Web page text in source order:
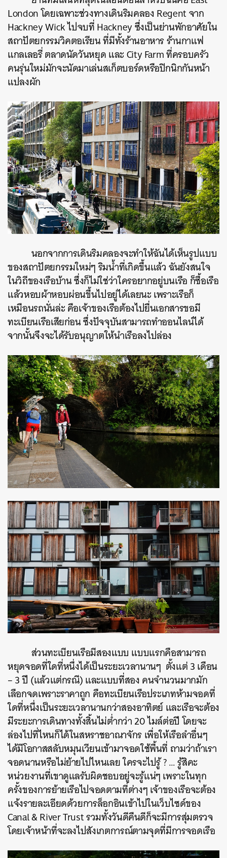
London โดยเฉพาะช่วงทางเดินริมคลอง Regent จาก
Hackney Wick ไปจบที่ Hackney ซึ่งเป็นย่านพักอาศัยใน
สถาปัตยกรรมวิคตอเรียน ที่มีทั้งร้านอาหาร ร้านกาแฟ
แกลเลอรี่ ตลาดนัดวันหยุด และ City Farm ที่ครอบครัว
คนรุ่นใหม่มักจะนัดมาเล่นสเก็ตบอร์ดหรือปิกนิกกันหน้า
แปลงผัก
นอกจากการเดินริมคลองจะทำให้ฉันได้เห็นรูปแบบ
ของสถาปัตยกรรมใหม่ๆ ริมน้ำที่เกิดขึ้นแล้ว ฉันยังสนใจ
ในวิถีของเรือบ้าน ซึ่งก็ไม่ใช่ว่าใครอยากอยู่บนเรือ ก็ซื้อเรือ
แล้วหอบผ้าหอบผ่อนขึ้นไปอยู่ได้เลยนะ เพราะเรือก็
เหมือนรถนั่นล่ะ คือเจ้าของเรือต้องไปยื่นเอกสารขอมี
ทะเบียนเรือเสียก่อน ซึ่งปัจจุบันสามารถทำออนไลน์ได้
จากนั้นจึงจะได้รับอนุญาตให้นำเรือลงไปล่อง
ส่วนทะเบียนเรือมีสองแบบ แบบแรกคือสามารถ
หยุดจอดที่ใดที่หนึ่งได้เป็นระยะเวลานานๆ ตั้งแต่ 3 เดือน
– 3 ปี (แล้วแต่กรณี) และแบบที่สอง คนจำนวนมากมัก
เลือกจดเพราะราคาถูก คือทะเบียนเรือประเภทห้ามจอดที่
ใดที่หนึ่งเป็นระยะเวลานานกว่าสองอาทิตย์ และเรือจะต้อง
มีระยะการเดินทางทั้งสิ้นไม่ต่ำกว่า 20 ไมล์ต่อปี โดยจะ
ล่องไปที่ไหนก็ได้ในสหราชอาณาจักร เพื่อให้เรือลำอื่นๆ
ได้มีโอกาสสลับหมุนเวียนเข้ามาจอดใช้พื้นที่ ถามว่าถ้าเรา
จอดนานหรือไม่ย้ายไปไหนเลย ใครจะไปรู้ ? … รู้สิคะ
หน่วยงานที่เขาดูแลรับผิดชอบอยู่จะรู้แน่ๆ เพราะในทุก
ครั้งของการย้ายเรือไปจอดตามที่ต่างๆ เจ้าของเรือจะต้อง
แจ้งรายละเอียดด้วยการล็อกอินเข้าไปในเว็บไซด์ของ
Canal & River Trust รวมทั้งวันดีคืนดีก็จะมีการสุ่มตรวจ
โดยเจ้าหน้าที่จะลงไปสังเกตการณ์ตามจุดที่มีการจอดเรือ